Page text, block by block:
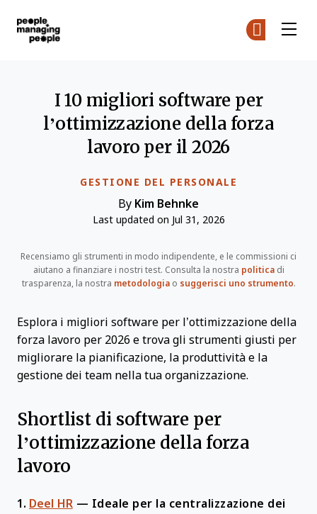
GESTIONE DEL PERSONALE
I 10 migliori software per
l’ottimizzazione della forza
lavoro per il 2026
By Kim Behnke
Last updated on Jul 31, 2026
Recensiamo gli strumenti in modo indipendente, e le commissioni ci
aiutano a finanziare i nostri test. Consulta la nostra politicadi
trasparenza, la nostra metodologiao suggerisci uno strumento.
Esplora i migliori software per l’ottimizzazione della
forza lavoro per 2026 e trova gli strumenti giusti per
migliorare la pianificazione, la produttività e la
gestione dei team nella tua organizzazione.
Shortlist di software per
l’ottimizzazione della forza
lavoro
1. Deel HR — Ideale per la centralizzazione dei